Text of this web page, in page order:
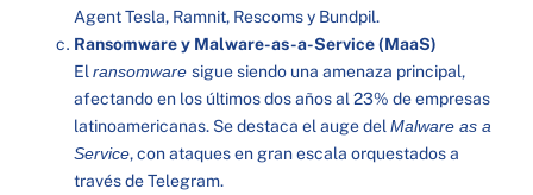
Agent Tesla, Ramnit, Rescoms y Bundpil.
Ransomware y Malware-as-a-Service (MaaS)
El ransomware sigue siendo una amenaza principal,
afectando en los últimos dos años al 23% de empresas
latinoamericanas. Se destaca el auge del Malware as a
Service, con ataques en gran escala orquestados a
través de Telegram.